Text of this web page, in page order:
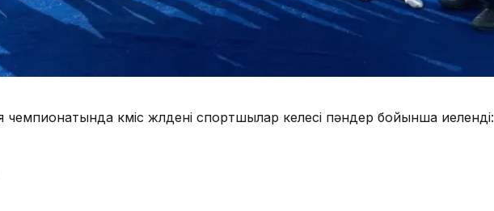
чемпионатында күміс жүлдені спортшылар келесі пәндер бойынша иеленді: